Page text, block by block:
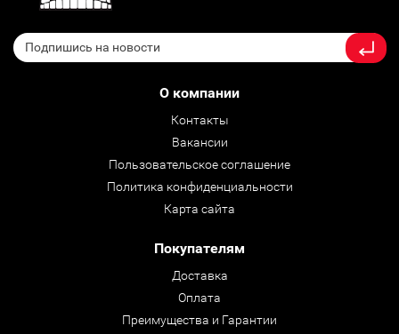
О компании
Контакты
Вакансии
Пользовательское соглашение
Политика конфиденциальности
Карта сайта
Покупателям
Доставка
Оплата
Преимущества и Гарантии